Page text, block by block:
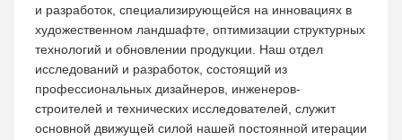
и разработок, специализирующейся на инновациях в
художественном ландшафте, оптимизации структурных
технологий и обновлении продукции. Наш отдел
исследований и разработок, состоящий из
профессиональных дизайнеров, инженеров-
строителей и технических исследователей, служит
основной движущей силой нашей постоянной итерации